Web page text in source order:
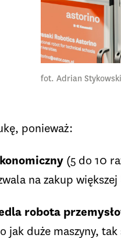
fot. Adrian
ponieważ:
(5 do 10
na zakup
robota
jak duże maszyny,